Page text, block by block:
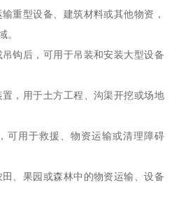
重型设备、建筑材料或其他物资，
。
钩后，可用于吊装和安装大型设备
，用于土方工程、沟渠开挖或场地
可用于救援、物资运输或清理障碍
、果园或森林中的物资运输、设备